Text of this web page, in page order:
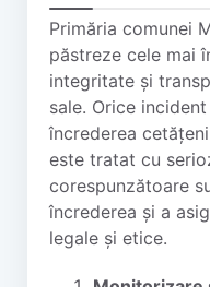
Primăria comunei
păstreze cele mai
integritate și
sale. Orice
încrederea
este tratat cu
corespunzătoare
încrederea și a
legale și etice.